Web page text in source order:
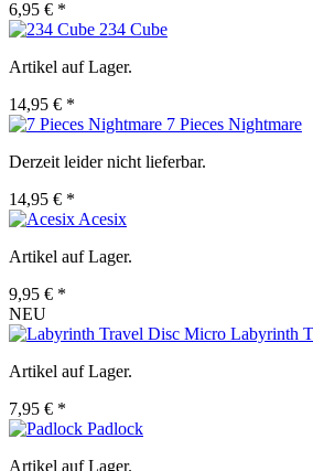
6,95 € *
234 Cube
Artikel auf Lager.
14,95 € *
7 Pieces Nightmare
Derzeit leider nicht lieferbar.
14,95 € *
Acesix
Artikel auf Lager.
9,95 € *
NEU
Labyrinth
Artikel auf Lager.
7,95 € *
Padlock
Artikel auf Lager.